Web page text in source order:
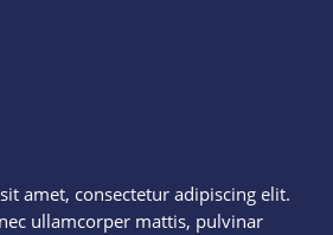
sit amet, consectetur adipiscing elit.
nec ullamcorper mattis, pulvinar